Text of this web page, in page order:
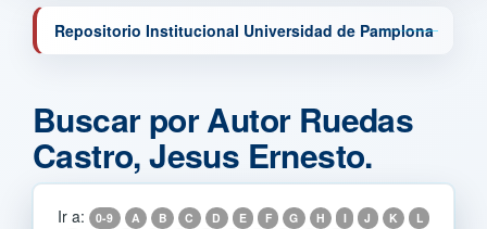
Repositorio Institucional Universidad de Pamplona
Buscar por Autor Ruedas
Castro, Jesus Ernesto.
Ir a: 0-9 A B C D E F G H I J K
L